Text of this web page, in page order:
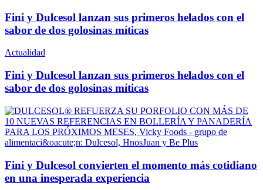
Fini y Dulcesol lanzan sus primeros helados con el
sabor de dos golosinas míticas
Actualidad
Fini y Dulcesol lanzan sus primeros helados con el
sabor de dos golosinas míticas
Fini y Dulcesol convierten el momento más cotidiano
en una inesperada experiencia